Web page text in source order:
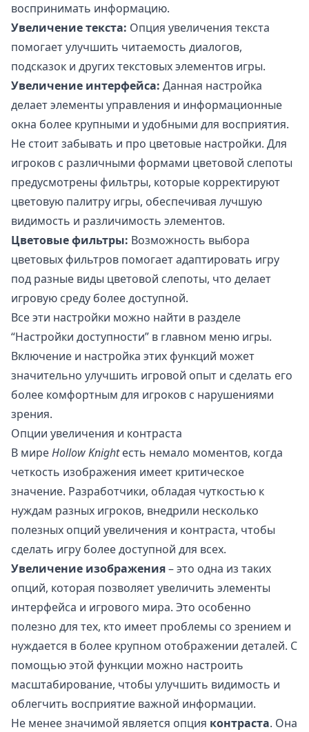
воспринимать информацию.
Увеличение текста: Опция увеличения текста
помогает улучшить читаемость диалогов,
подсказок и других текстовых элементов игры.
Увеличение интерфейса: Данная настройка
делает элементы управления и информационные
окна более крупными и удобными для восприятия.
Не стоит забывать и про цветовые настройки. Для
игроков с различными формами цветовой слепоты
предусмотрены фильтры, которые корректируют
цветовую палитру игры, обеспечивая лучшую
видимость и различимость элементов.
Цветовые фильтры: Возможность выбора
цветовых фильтров помогает адаптировать игру
под разные виды цветовой слепоты, что делает
игровую среду более доступной.
Все эти настройки можно найти в разделе
“Настройки доступности” в главном меню игры.
Включение и настройка этих функций может
значительно улучшить игровой опыт и сделать его
более комфортным для игроков с нарушениями
зрения.
Опции увеличения и контраста
В миреHollow Knightесть немало моментов, когда
четкость изображения имеет критическое
значение. Разработчики, обладая чуткостью к
нуждам разных игроков, внедрили несколько
полезных опций увеличения и контраста, чтобы
сделать игру более доступной для всех.
Увеличение изображения– это одна из таких
опций, которая позволяет увеличить элементы
интерфейса и игрового мира. Это особенно
полезно для тех, кто имеет проблемы со зрением и
нуждается в более крупном отображении деталей. С
помощью этой функции можно настроить
масштабирование, чтобы улучшить видимость и
облегчить восприятие важной информации.
Не менее значимой является опция контраста. Она